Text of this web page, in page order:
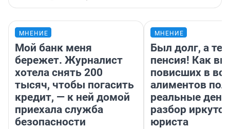
МНЕНИЕ
Мой банк меня
бережет. Журналист
хотела снять 200
тысяч, чтобы погасить
кредит, — к ней домой
приехала служба
безопасности
МНЕНИЕ
Был долг, а
пенсия! Как
повисших в
алиментов
реальные
разбор
юриста